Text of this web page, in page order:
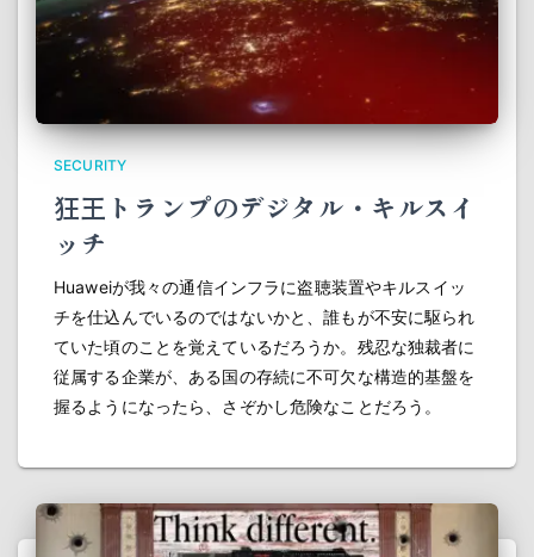
SECURITY
狂王トランプのデジタル・キルスイ
ッチ
Huaweiが我々の通信インフラに盗聴装置やキルスイッ
チを仕込んでいるのではないかと、誰もが不安に駆られ
ていた頃のことを覚えているだろうか。残忍な独裁者に
従属する企業が、ある国の存続に不可欠な構造的基盤を
握るようになったら、さぞかし危険なことだろう。